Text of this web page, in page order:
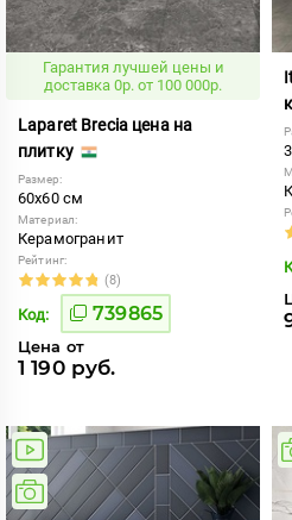
Гарантия лучшей цены и
доставка 0р. от 100 000р.
Laparet Brecia цена на
плитку
Размер:
60x60 см
Материал:
Керамогранит
Рейтинг:
(8)
Код: 739865
Цена от
1 190 руб.